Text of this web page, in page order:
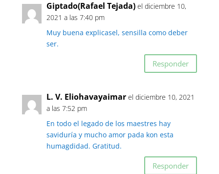
Giptado(Rafael Tejada) el diciembre 10,
2021 a las 7:40 pm
Muy buena explicasel, sensilla como deber
ser.
Responder
L. V. Eliohavayaimar el diciembre 10, 2021
a las 7:52 pm
En todo el legado de los maestres hay
saviduría y mucho amor pada kon esta
humagdidad. Gratitud.
Responder